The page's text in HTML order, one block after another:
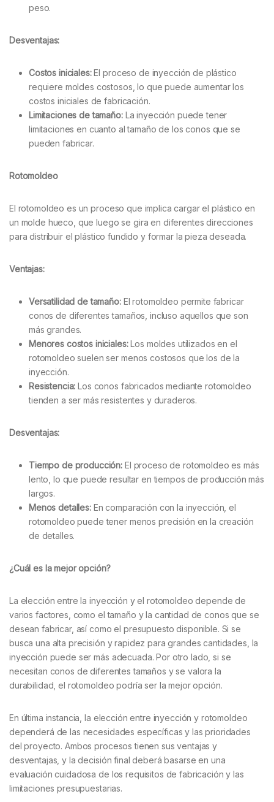
peso.
Desventajas:
Costos iniciales:El proceso de inyección de plástico
requiere moldes costosos, lo que puede aumentar los
costos iniciales de fabricación.
Limitaciones de tamaño:La inyección puede tener
limitaciones en cuanto al tamaño de los conos que se
pueden fabricar.
Rotomoldeo
El rotomoldeo es un proceso que implica cargar el plástico en
un molde hueco, que luego se gira en diferentes direcciones
para distribuir el plástico fundido y formar la pieza deseada.
Ventajas:
Versatilidad de tamaño:El rotomoldeo permite fabricar
conos de diferentes tamaños, incluso aquellos que son
más grandes.
Menores costos iniciales:Los moldes utilizados en el
rotomoldeo suelen ser menos costosos que los de la
inyección.
Resistencia: Los conos fabricados mediante rotomoldeo
tienden a ser más resistentes y duraderos.
Desventajas:
Tiempo de producción: El proceso de rotomoldeo es más
lento, lo que puede resultar en tiempos de producción más
largos.
Menos detalles:En comparación con la inyección, el
rotomoldeo puede tener menos precisión en la creación
de detalles.
¿Cuál es la mejor opción?
La elección entre la inyección y el rotomoldeo depende de
varios factores, como el tamaño y la cantidad de conos que se
desean fabricar, así como el presupuesto disponible. Si se
busca una alta precisión y rapidez para grandes cantidades, la
inyección puede ser más adecuada. Por otro lado, si se
necesitan conos de diferentes tamaños y se valora la
durabilidad, el rotomoldeo podría ser la mejor opción.
En última instancia, la elección entre inyección y rotomoldeo
dependerá de las necesidades específicas y las prioridades
del proyecto. Ambos procesos tienen sus ventajas y
desventajas, y la decisión final deberá basarse en una
evaluación cuidadosa de los requisitos de fabricación y las
limitaciones presupuestarias.